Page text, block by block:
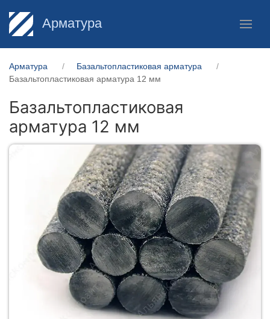
Арматура
Арматура
Базальтопластиковая арматура
Базальтопластиковая арматура 12 мм
Базальтопластиковая
арматура 12 мм